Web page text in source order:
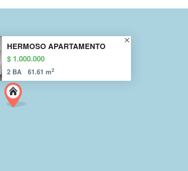
HERMOSO APARTAMENTO
$ 1.000.000
2 BA 61.61 m2